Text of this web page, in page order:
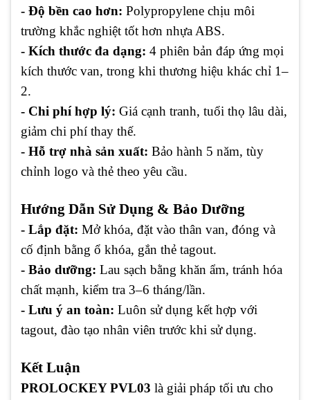
- Độ bền cao hơn: Polypropylene chịu môi
trường khắc nghiệt tốt hơn nhựa ABS.
- Kích thước đa dạng: 4 phiên bản đáp ứng mọi
kích thước van, trong khi thương hiệu khác chỉ 1–
2.
- Chi phí hợp lý: Giá cạnh tranh, tuổi thọ lâu dài,
giảm chi phí thay thế.
- Hỗ trợ nhà sản xuất: Bảo hành 5 năm, tùy
chỉnh logo và thẻ theo yêu cầu.
Hướng Dẫn Sử Dụng & Bảo Dưỡng
- Lắp đặt: Mở khóa, đặt vào thân van, đóng và
cố định bằng ổ khóa, gắn thẻ tagout.
- Bảo dưỡng: Lau sạch bằng khăn ẩm, tránh hóa
chất mạnh, kiểm tra 3–6 tháng/lần.
- Lưu ý an toàn: Luôn sử dụng kết hợp với
tagout, đào tạo nhân viên trước khi sử dụng.
Kết Luận
PROLOCKEY PVL03 là giải pháp tối ưu cho